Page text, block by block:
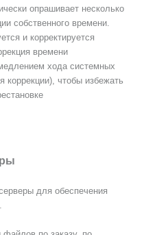
опрашивает несколько
собственного времени.
и корректируется
времени
хода системных
коррекции), чтобы избежать
для обеспечения